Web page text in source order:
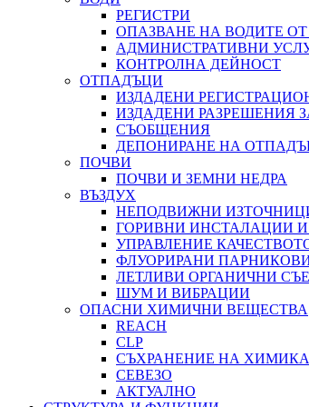
РЕГИСТРИ
ОПАЗВАНЕ НА ВОДИТЕ
АДМИНИСТРАТИВНИ
КОНТРОЛНА ДЕЙНОСТ
ОТПАДЪЦИ
ИЗДАДЕНИ
ИЗДАДЕНИ РАЗРЕШЕНИЯ
СЪОБЩЕНИЯ
ДЕПОНИРАНЕ НА
ПОЧВИ
ПОЧВИ И ЗЕМНИ НЕДРА
ВЪЗДУХ
НЕПОДВИЖНИ
ГОРИВНИ ИНСТАЛАЦИИ
УПРАВЛЕНИЕ
ФЛУОРИРАНИ
ЛЕТЛИВИ ОРГАНИЧНИ
ШУМ И ВИБРАЦИИ
ОПАСНИ ХИМИЧНИ ВЕЩЕСТВА
REACH
CLP
СЪХРАНЕНИЕ НА
СЕВЕЗО
АКТУАЛНО